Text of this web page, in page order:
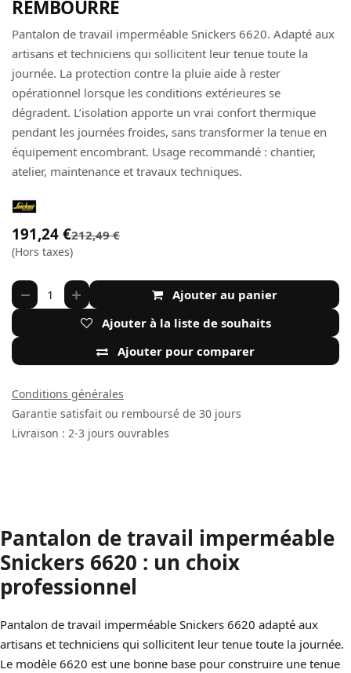
REMBOURRÉ
Pantalon de travail imperméable Snickers 6620. Adapté aux
artisans et techniciens qui sollicitent leur tenue toute la
journée. La protection contre la pluie aide à rester
opérationnel lorsque les conditions extérieures se
dégradent. L’isolation apporte un vrai confort thermique
pendant les journées froides, sans transformer la tenue en
équipement encombrant. Usage recommandé : chantier,
atelier, maintenance et travaux techniques.
191,24 €212,49€
(Hors taxes)
Ajouter au panier
Ajouter pour comparer
Ajouter à la liste de souhaits
Conditions générales
Garantie satisfait ou remboursé de 30 jours
Livraison : 2-3 jours ouvrables
Pantalon de travail imperméable
Snickers 6620 : un choix
professionnel
Pantalon de travail imperméable Snickers 6620 adapté aux
artisans et techniciens qui sollicitent leur tenue toute la journée.
Le modèle 6620 est une bonne base pour construire une tenue